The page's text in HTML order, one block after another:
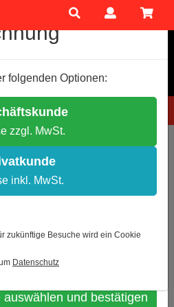
0781 9399888-60
Abstand halten“
Ihnen ein optimales
notwendig, andere dienen zu
welche Cookies Sie akzeptieren.
erlauben
Auswahl bestätigen
auswählen und bestätigen
folgenden Optionen:
zzgl. MwSt.
inkl. MwSt.
zukünftige Besuche wird ein Cookie
Datenschutz